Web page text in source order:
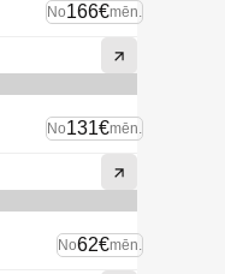
No166€mēn.
No131€mēn.
No62€mēn.